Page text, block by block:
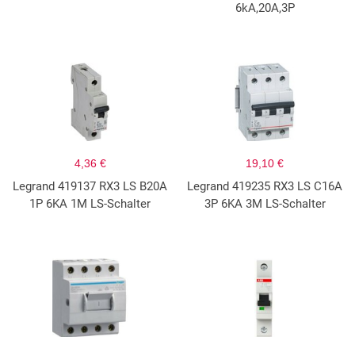
6kA,20A,3P
4,36 €
Legrand 419137 RX3 LS B20A
1P 6KA 1M LS-Schalter
19,10 €
Legrand 419235 RX3 LS C16A
3P 6KA 3M LS-Schalter